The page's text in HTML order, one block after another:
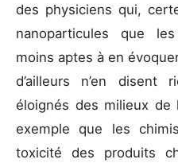
des physiciens qui,
nanoparticules que
moins aptes à en
d’ailleurs n’en disent
éloignés des milieux de
exemple que les
toxicité des produits